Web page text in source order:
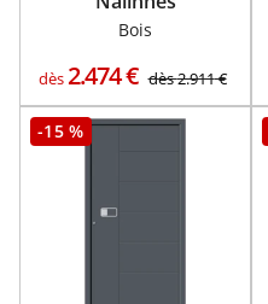
Bois
dès2.474€ dès2.911€
-15 %